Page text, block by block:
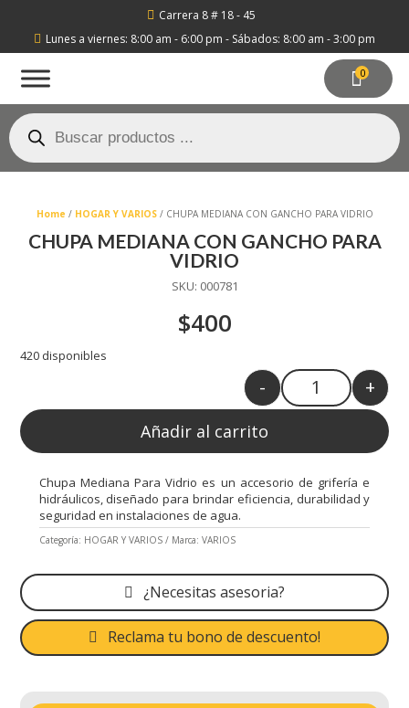
 Carrera 8 # 18 - 45
 Lunes a viernes: 8:00 am - 6:00 pm - Sábados: 8:00 am - 3:00 pm
0
Búsqueda
de
productos
Home / HOGAR Y VARIOS/ CHUPA MEDIANA CON GANCHO PARA VIDRIO
CHUPA MEDIANA CON GANCHO PARA
VIDRIO
SKU: 000781
$400
420 disponibles
Quantity
- +
Añadir al carrito
Chupa Mediana Para Vidrio es un accesorio de grifería e
hidráulicos, diseñado para brindar eficiencia, durabilidad y
seguridad en instalaciones de agua.
Categoría: HOGAR Y VARIOS Marca: VARIOS
¿Necesitas asesoria?
Reclama tu bono de descuento!